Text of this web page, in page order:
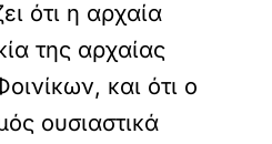
ότι η αρχαία
της αρχαίας
και ότι ο
ουσιαστικά